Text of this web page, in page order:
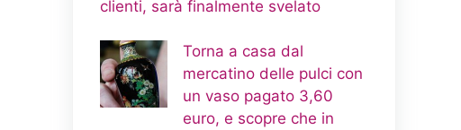
clienti, sarà finalmente svelato
Torna a casa dal
mercatino delle pulci con
un vaso pagato 3,60
euro, e scopre che in